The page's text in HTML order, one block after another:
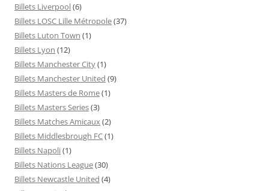
Billets Liverpool(6)
Billets LOSC Lille Métropole(37)
Billets Luton Town (1)
Billets Lyon (12)
Billets Manchester City(1)
Billets Manchester United (9)
Billets Masters de Rome(1)
Billets Masters Series(3)
Billets Matches Amicaux(2)
Billets Middlesbrough FC(1)
Billets Napoli(1)
Billets Nations League(30)
Billets Newcastle United (4)